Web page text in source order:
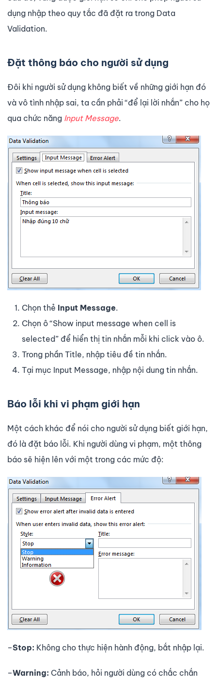
dụng nhập theo quy tắc đã đặt ra trong Data
Validation.
Đặt thông báo cho người sử dụng
Đôi khi người sử dụng không biết về những giới hạn đó
và vô tình nhập sai, ta cần phải “để lại lời nhắn” cho họ
qua chức năng Input Message.
Chọn thẻ Input Message.
Chọn ô “Show input message when cell is
selected” để hiển thị tin nhắn mỗi khi click vào ô.
Trong phần Title, nhập tiêu đề tin nhắn.
Tại mục Input Message, nhập nội dung tin nhắn.
Báo lỗi khi vi phạm giới hạn
Một cách khác để nói cho người sử dụng biết giới hạn,
đó là đặt báo lỗi. Khi người dùng vi phạm, một thông
báo sẽ hiện lên với một trong các mức độ:
–Stop: Không cho thực hiện hành động, bắt nhập lại.
–Warning: Cảnh báo, hỏi người dùng có chắc chắn